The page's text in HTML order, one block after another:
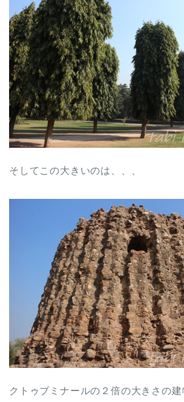
そしてこの大きいのは、、、
クトゥブミナールの２倍の大きさの